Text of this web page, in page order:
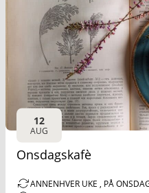
12
AUG
Onsdagskafè
ANNENHVER UKE , PÅ